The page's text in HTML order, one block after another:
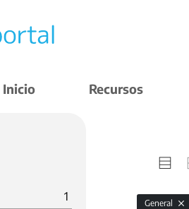
Inicio Recursos
1 General